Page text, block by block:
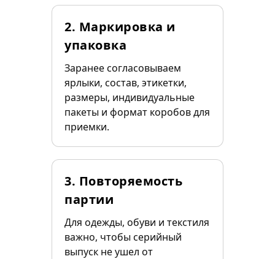
2. Маркировка и
упаковка
Заранее согласовываем
ярлыки, состав, этикетки,
размеры, индивидуальные
пакеты и формат коробов для
приемки.
3. Повторяемость
партии
Для одежды, обуви и текстиля
важно, чтобы серийный
выпуск не ушел от